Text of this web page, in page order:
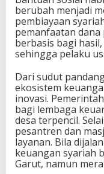
berubah menjadi
pembiayaan
pemanfaatan
berbasis bagi
sehingga pelaku
Dari sudut
ekosistem
inovasi.
bagi lembaga
desa terpencil.
pesantren dan
layanan. Bila
keuangan syariah
Garut, namun